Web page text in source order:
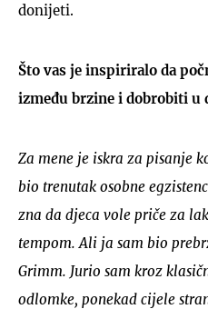
donijeti.
Što vas je inspiriralo da
između brzine i dobrobiti u
Za mene je iskra za pisanje
bio trenutak osobne
zna da djeca vole priče za
tempom. Ali ja sam bio
Grimm. Jurio sam kroz
odlomke, ponekad cijele